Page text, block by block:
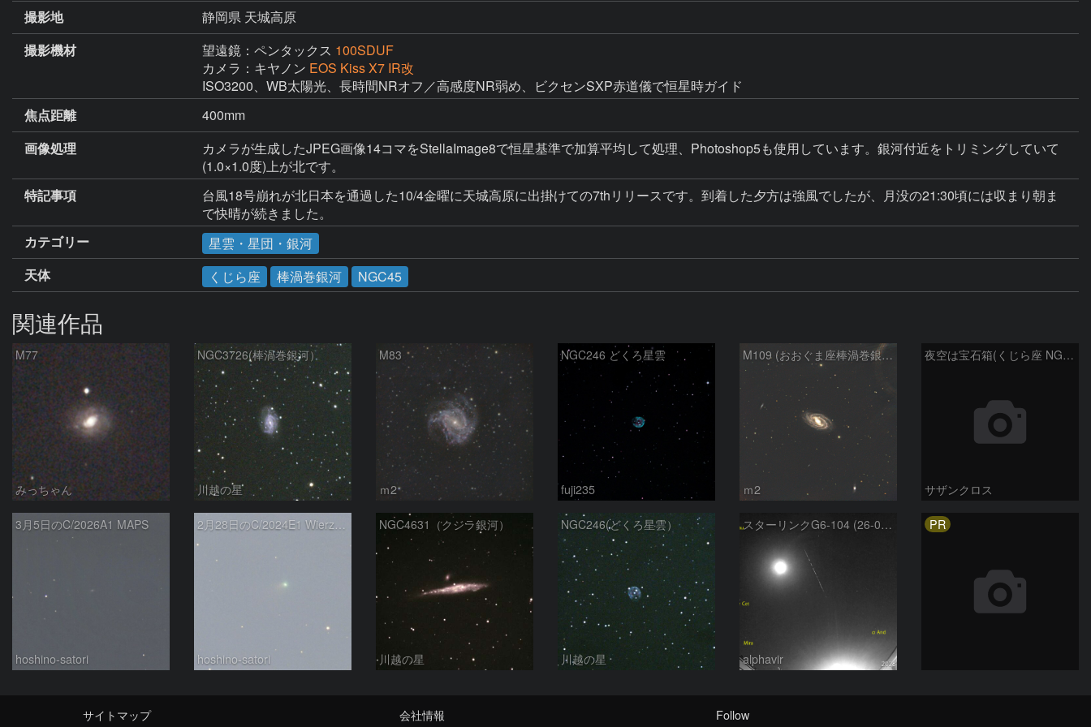
撮影地
静岡県 天城高原
撮影機材
望遠鏡：ペンタックス 100SDUF
カメラ：キヤノン EOS Kiss X7 IR改
ISO3200、WB太陽光、長時間NRオフ／高感度NR弱め、ビクセンSXP赤道儀で恒星時ガイド
焦点距離
400mm
画像処理
カメラが生成したJPEG画像14コマをStellaImage8で恒星基準で加算平均して処理、Photoshop5も使用しています。銀河付近をトリミングしていて
(1.0×1.0度)上が北です。
特記事項
台風18号崩れが北日本を通過した10/4金曜に天城高原に出掛けての7thリリースです。到着した夕方は強風でしたが、月没の21:30頃には収まり朝ま
で快晴が続きました。
カテゴリー
星雲・星団・銀河
天体
くじら座 棒渦巻銀河 NGC45
関連作品
M77
みっちゃん
NGC3726(棒渦巻銀河）
川越の星
M83
ｍ2
NGC246 どくろ星雲
fuji235
M109 (おおぐま座棒渦巻銀河）
ｍ2
夜空は宝石箱(くじら座 NGC1055) Seestar50
サザンクロス
3月5日のC/2026A1 MAPS
hoshino-satori
2月28日のC/2024E1 Wierzchos
hoshino-satori
NGC4631（クジラ銀河）
川越の星
NGC246(どくろ星雲）
川越の星
スターリンクG6-104 (26-02-23)
alphavir
PR
サイトマップ
会社情報
Follow